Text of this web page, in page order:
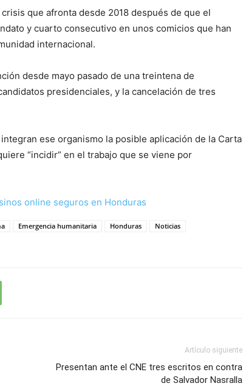
que afronta desde 2018 después de que el
y cuarto consecutivo en unos comicios que han
internacional.
desde mayo pasado de una treintena de
presidenciales, y la cancelación de tres
ese organismo la posible aplicación de la Carta
“incidir” en el trabajo que se viene por
online seguros en Honduras
Emergencia humanitaria Honduras
Noticias
Artículo siguiente
Presentan ante el CNE tres escritos en contra
de Salvador Nasralla